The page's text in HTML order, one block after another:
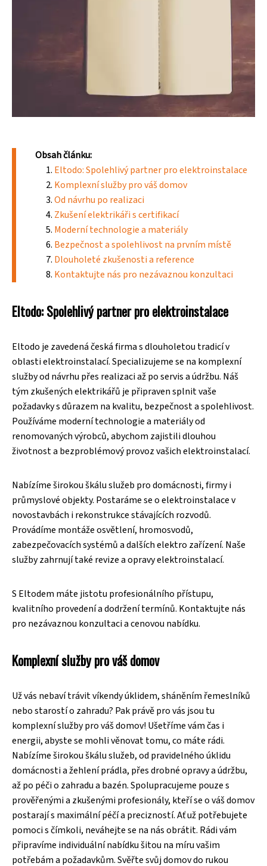
Obsah článku:
Eltodo: Spolehlivý partner pro elektroinstalace
Komplexní služby pro váš domov
Od návrhu po realizaci
Zkušení elektrikáři s certifikací
Moderní technologie a materiály
Bezpečnost a spolehlivost na prvním místě
Dlouholeté zkušenosti a reference
Kontaktujte nás pro nezávaznou konzultaci
Eltodo: Spolehlivý partner pro elektroinstalace
Eltodo je zavedená česká firma s dlouholetou tradicí v
oblasti elektroinstalací. Specializujeme se na komplexní
služby od návrhu přes realizaci až po servis a údržbu. Náš
tým zkušených elektrikářů je připraven splnit vaše
požadavky s důrazem na kvalitu, bezpečnost a spolehlivost.
Používáme moderní technologie a materiály od
renomovaných výrobců, abychom zajistili dlouhou
životnost a bezproblémový provoz vašich elektroinstalací.
Nabízíme širokou škálu služeb pro domácnosti, firmy i
průmyslové objekty. Postaráme se o elektroinstalace v
novostavbách i rekonstrukce stávajících rozvodů.
Provádíme montáže osvětlení, hromosvodů,
zabezpečovacích systémů a dalších elektro zařízení. Naše
služby zahrnují také revize a opravy elektroinstalací.
S Eltodem máte jistotu profesionálního přístupu,
kvalitního provedení a dodržení termínů. Kontaktujte nás
pro nezávaznou konzultaci a cenovou nabídku.
Komplexní služby pro váš domov
Už vás nebaví trávit víkendy úklidem, sháněním řemeslníků
nebo starostí o zahradu? Pak právě pro vás jsou tu
komplexní služby pro váš domov! Ušetříme vám čas i
energii, abyste se mohli věnovat tomu, co máte rádi.
Nabízíme širokou škálu služeb, od pravidelného úklidu
domácnosti a žehlení prádla, přes drobné opravy a údržbu,
až po péči o zahradu a bazén. Spolupracujeme pouze s
prověřenými a zkušenými profesionály, kteří se o váš domov
postarají s maximální péčí a precizností. Ať už potřebujete
pomoci s čímkoli, neváhejte se na nás obrátit. Rádi vám
připravíme individuální nabídku šitou na míru vašim
potřebám a požadavkům. Svěřte svůj domov do rukou